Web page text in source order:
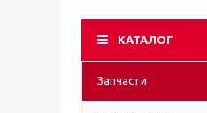
КАТАЛОГ
Запчасти